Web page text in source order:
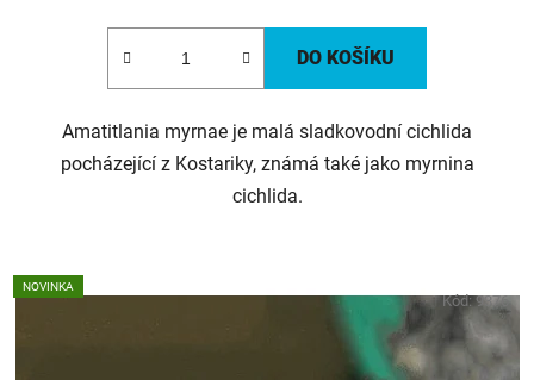
DO KOŠÍKU
Amatitlania myrnae je malá sladkovodní cichlida
pocházející z Kostariky, známá také jako myrnina
cichlida.
NOVINKA
Kód:9376